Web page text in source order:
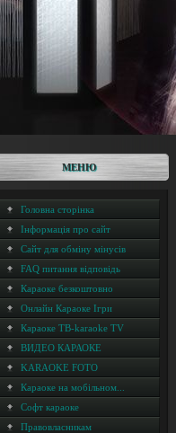
МЕНЮ
Головна сторінка
Інформація про сайт
Сайт для обміну мінусів
FAQ питання відповідь
Караоке безкоштовно
Онлайн Караоке Ігри
Караоке ТВ-karaoke TV
ВИДЕО КАРАОКЕ
KARAOKE FOTO
Караоке на мобільном...
Софт караоке
Правовласникам